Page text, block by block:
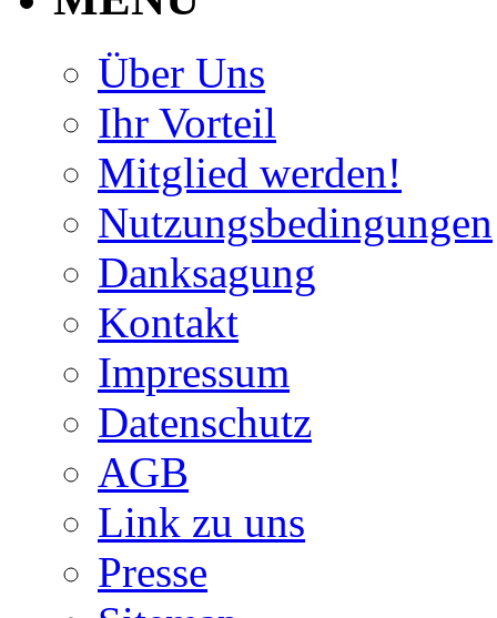
Über Uns
Ihr Vorteil
Mitglied werden!
Nutzungsbedingungen
Danksagung
Kontakt
Impressum
Datenschutz
AGB
Link zu uns
Presse